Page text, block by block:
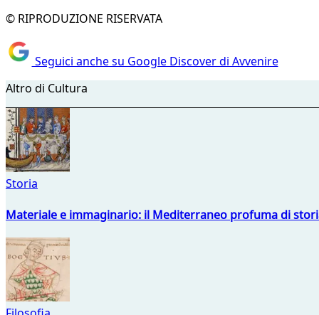
© RIPRODUZIONE RISERVATA
Seguici anche su Google Discover di Avvenire
Altro di Cultura
Storia
Materiale e immaginario: il Mediterraneo profuma di